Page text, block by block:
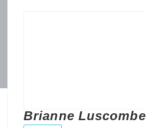
Brianne Luscombe